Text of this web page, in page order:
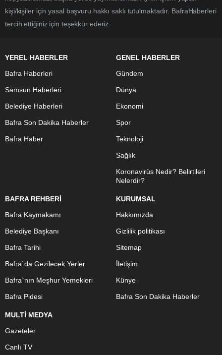
kişi/kişiler için yasal başvuru hakkı saklı tutulmaktadır. BafraHaberleri
tercih ettiğiniz için teşekkür ederiz.
YEREL HABERLER
Bafra Haberleri
Samsun Haberleri
Belediye Haberleri
Bafra Son Dakika Haberler
Bafra Haber
GENEL HABERLER
Gündem
Dünya
Ekonomi
Spor
Teknoloji
Sağlık
Koronavirüs Nedir? Belirtileri
Nelerdir?
BAFRA REHBERİ
Bafra Kaymakamı
Belediye Başkanı
Bafra Tarihi
Bafra`da Gezilecek Yerler
Bafra`nın Meşhur Yemekleri
Bafra Pidesi
KURUMSAL
Hakkımızda
Gizlilik politikası
Sitemap
İletişim
Künye
Bafra Son Dakika Haberler
MULTİ MEDYA
Gazeteler
Canlı TV